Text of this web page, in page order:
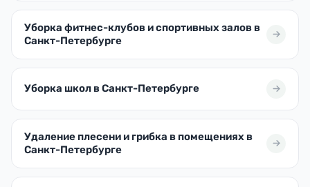
Уборка фитнес-клубов и спортивных залов в
Санкт-Петербурге
Уборка школ в Санкт-Петербурге
Удаление плесени и грибка в помещениях в
Санкт-Петербурге